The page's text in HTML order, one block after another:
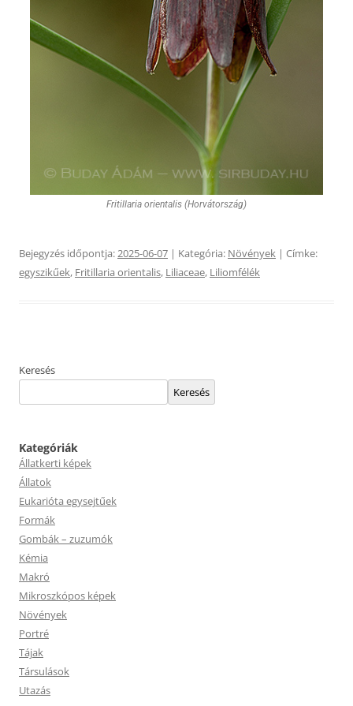
Fritillaria orientalis (Horvátország)
Bejegyzés időpontja: 2025-06-07 | Kategória: Növények | Címke:
egyszikűek, Fritillaria orientalis, Liliaceae, Liliomfélék
Keresés
Keresés
Kategóriák
Állatkerti képek
Állatok
Eukarióta egysejtűek
Formák
Gombák – zuzumók
Kémia
Makró
Mikroszkópos képek
Növények
Portré
Tájak
Társulások
Utazás